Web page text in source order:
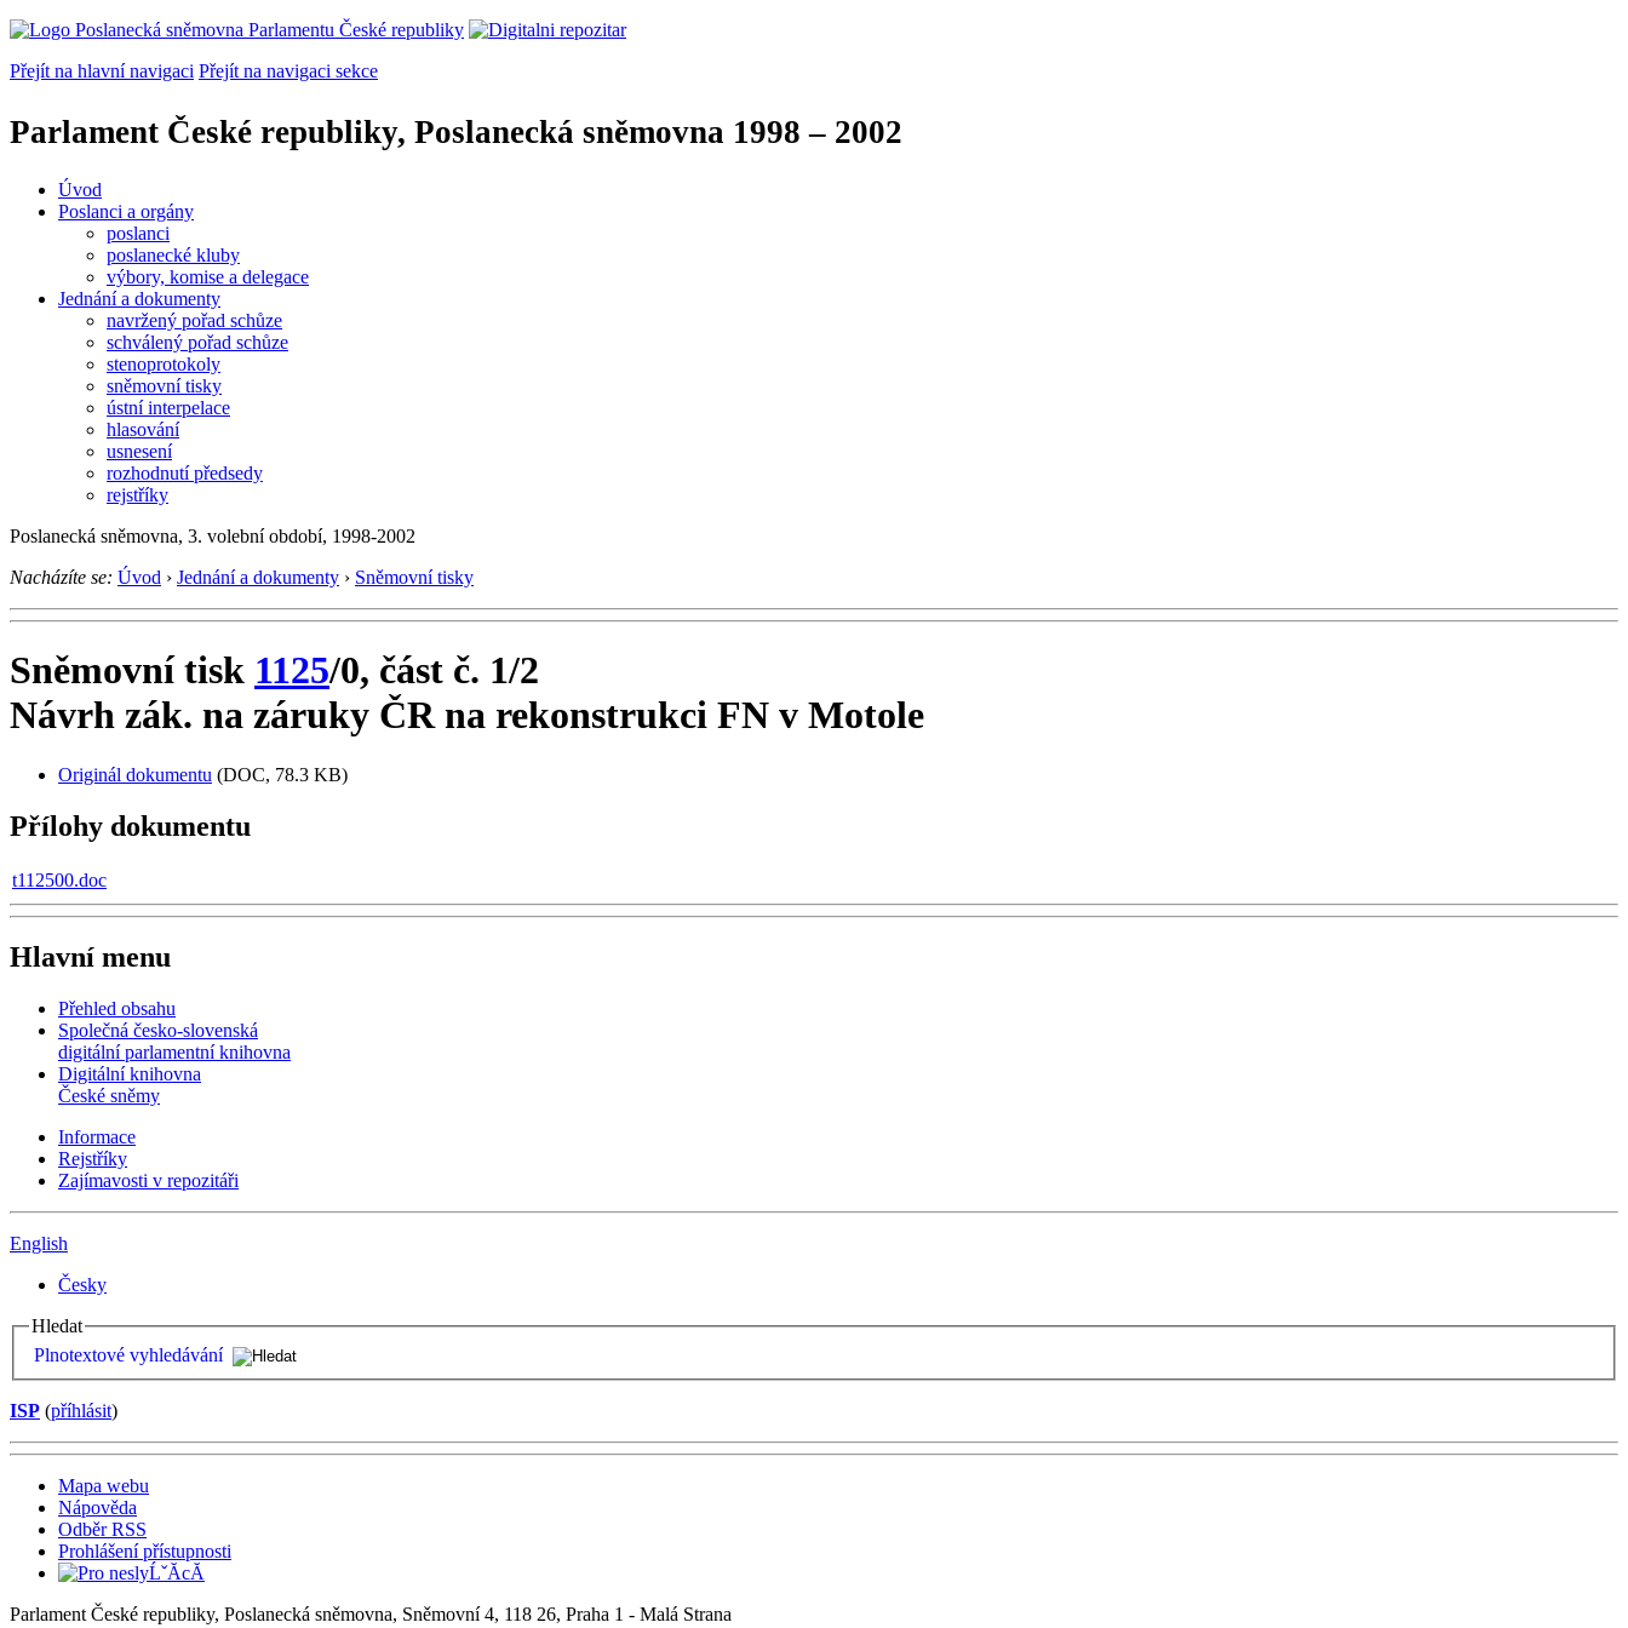
Přejít na hlavní navigaci Přejít na navigaci sekce
Parlament České republiky, Poslanecká sněmovna 1998 – 2002
Úvod
Poslanci a orgány
poslanci
poslanecké kluby
výbory, komise a delegace
Jednání a dokumenty
navržený pořad schůze
schválený pořad schůze
stenoprotokoly
sněmovní tisky
ústní interpelace
hlasování
usnesení
rozhodnutí předsedy
rejstříky
Poslanecká sněmovna, 3. volební období, 1998-2002
Nacházíte se: Úvod › Jednání a dokumenty › Sněmovní tisky
Sněmovní tisk 1125/0, část č. 1/2
Návrh zák. na záruky ČR na rekonstrukci FN v Motole
Originál dokumentu (DOC, 78.3 KB)
Přílohy dokumentu
t112500.doc
Hlavní menu
Přehled obsahu
Společná česko-slovenská
digitální parlamentní knihovna
Digitální knihovna
České sněmy
Informace
Rejstříky
Zajímavosti v repozitáři
English
Česky
Hledat
Plnotextové vyhledávání
ISP (příhlásit)
Mapa webu
Nápověda
Odběr RSS
Prohlášení přístupnosti
Parlament České republiky, Poslanecká sněmovna, Sněmovní 4, 118 26, Praha 1 - Malá Strana